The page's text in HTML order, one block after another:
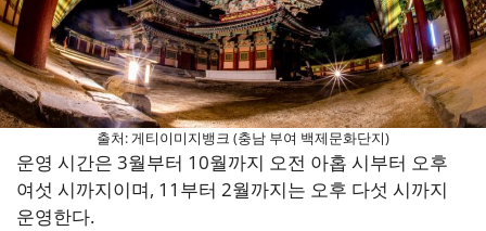
출처: 게티이미지뱅크 (충남 부여 백제문화단지)
운영 시간은 3월부터 10월까지 오전 아홉 시부터 오후
여섯 시까지이며, 11부터 2월까지는 오후 다섯 시까지
운영한다.